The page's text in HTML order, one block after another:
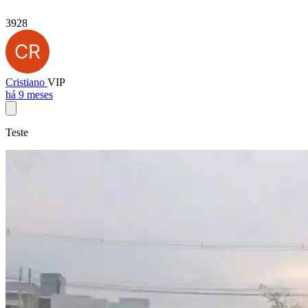
3928
Cristiano VIP
há 9 meses
Teste